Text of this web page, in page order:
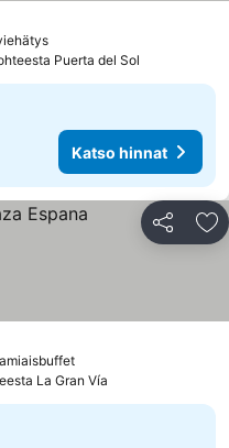
Katso hinnat
Puerta del Sol
Katso hinnat
Jaa
Katso hinnat
La Gran Vía